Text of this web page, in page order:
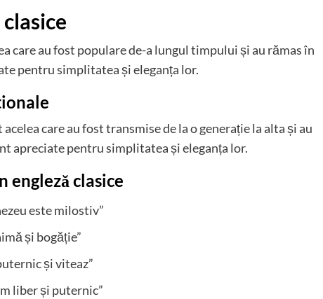
care au fost populare de-a lungul timpului și au rămas în
pentru simplitatea și eleganța lor.
care au fost transmise de la o generație la alta și au
apreciate pentru simplitatea și eleganța lor.
engleză clasice
este milostiv”
și bogăție”
și viteaz”
liber și puternic”